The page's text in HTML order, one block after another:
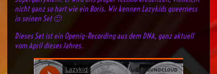
nicht ganz so hart wie ein Boris. Wir kennen Lazykids queerness
in seinen Set 🙂
Dieses Set ist ein Openig-Recording aus dem DNA, ganz aktuell
vom April dieses Jahres.